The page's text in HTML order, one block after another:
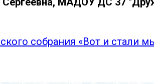
собрания «Вот и стали